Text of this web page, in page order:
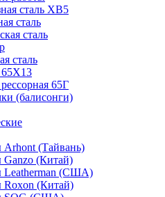
сталь ХВ5
сталь
сталь
сталь
65Х13
65Г
(балисонги)
Arhont (Тайвань)
Ganzo (Китай)
Leatherman (США)
Roxon (Китай)